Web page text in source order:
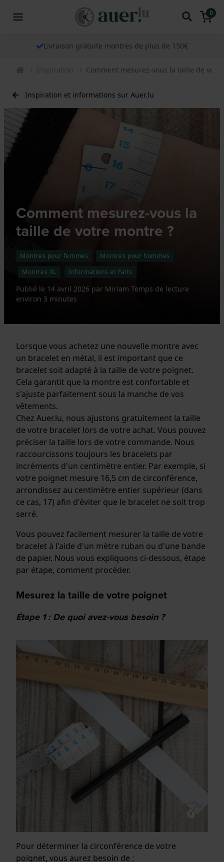
0
Livraison gratuite montres de plus de 150€
Inspiration Comment mesurez-vous la taille de
Inspiration et informations sur Auer.lu
Comment mesurez-vous la
taille de votre montre ?
Montres pour femmes
Montres pour hommes
Montres XL
Informations et Faits
Publié le 14 avril 2026 par Miriam Temps de lecture
environ 3 minutes
Lorsque vous achetez une nouvelle montre avec
un bracelet en métal, il est important que ce
bracelet soit adapté à la taille de votre poignet.
Cela garantit que la montre est confortable et
s'ajuste parfaitement sous la manche de vos
vêtements.
Chez Auer.lu, nous ajustons gratuitement la taille
de votre bracelet lors de votre achat. Vous pouvez
préciser la taille lors de votre commande. Nous
raccourcissons toujours les bracelets par
incréments d'un centimètre entier. Par exemple, si
votre poignet mesure 16,5 cm de circonférence,
arrondissez au centimètre entier supérieur (dans
ce cas, 17) afin d'éviter que le bracelet ne soit trop
serré.
Vous pouvez facilement mesurer la taille de votre
bracelet à l'aide d'un mètre ruban ou d'une bande
de papier. Nous vous expliquons ci-dessous, étape
par étape, comment procéder.
Mesurez la taille de votre poignet
Étape 1 : De quoi avez-vous besoin ?
Pour déterminer la circonférence de votre
poignet, vous aurez besoin de :